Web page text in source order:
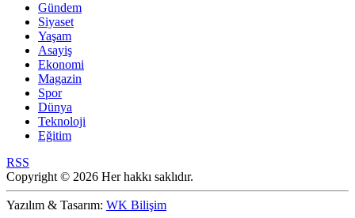
Gündem
Siyaset
Yaşam
Asayiş
Ekonomi
Magazin
Spor
Dünya
Teknoloji
Eğitim
RSS
Copyright © 2026 Her hakkı saklıdır.
Yazılım & Tasarım: WK Bilişim